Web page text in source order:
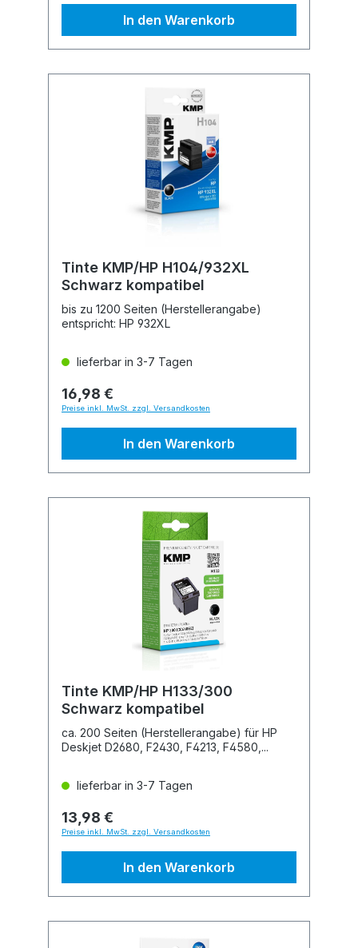
In den Warenkorb
Tinte KMP/HP H104/932XL
Schwarz kompatibel
bis zu 1200 Seiten (Herstellerangabe)
entspricht: HP 932XL
lieferbar in 3-7 Tagen
16,98 €
Preise inkl. MwSt. zzgl. Versandkosten
In den Warenkorb
Tinte KMP/HP H133/300
Schwarz kompatibel
ca. 200 Seiten (Herstellerangabe) für HP
Deskjet D2680, F2430, F4213, F4580,...
lieferbar in 3-7 Tagen
13,98 €
Preise inkl. MwSt. zzgl. Versandkosten
In den Warenkorb